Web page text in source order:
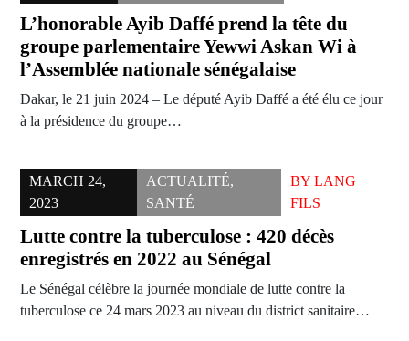
L’honorable Ayib Daffé prend la tête du
groupe parlementaire Yewwi Askan Wi à
l’Assemblée nationale sénégalaise
Dakar, le 21 juin 2024 – Le député Ayib Daffé a été élu ce jour
à la présidence du groupe…
MARCH 24,
2023
ACTUALITÉ,
SANTÉ
BY LANG
FILS
Lutte contre la tuberculose : 420 décès
enregistrés en 2022 au Sénégal
Le Sénégal célèbre la journée mondiale de lutte contre la
tuberculose ce 24 mars 2023 au niveau du district sanitaire…